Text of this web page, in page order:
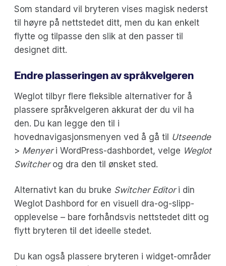
Som standard vil bryteren vises magisk nederst
til høyre på nettstedet ditt, men du kan enkelt
flytte og tilpasse den slik at den passer til
designet ditt.
Endre plasseringen av språkvelgeren
Weglot tilbyr flere fleksible alternativer for å
plassere språkvelgeren akkurat der du vil ha
den. Du kan legge den til i
hovednavigasjonsmenyen ved å gå til Utseende
> Menyeri WordPress-dashbordet, velge Weglot
Switcherog dra den til ønsket sted.
Alternativt kan du bruke Switcher Editori din
Weglot Dashbord for en visuell dra-og-slipp-
opplevelse – bare forhåndsvis nettstedet ditt og
flytt bryteren til det ideelle stedet.
Du kan også plassere bryteren i widget-områder